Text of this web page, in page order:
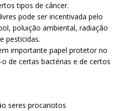
tipos de câncer.
pode ser incentivada pelo
poluição ambiental, radiação
pesticidas.
importante papel protetor no
de certas bactérias e de certos
seres procariotos